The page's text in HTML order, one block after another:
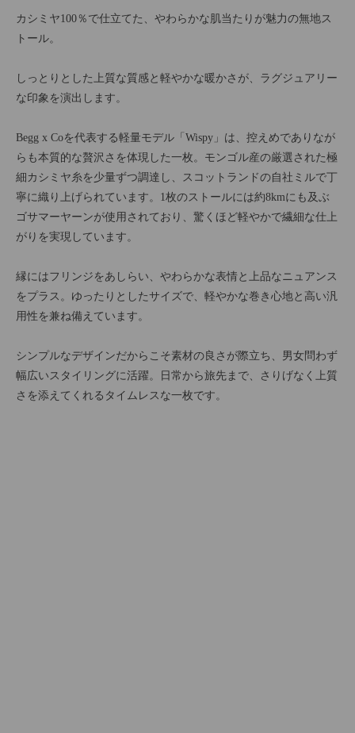
カシミヤ100％で仕立てた、やわらかな肌当たりが魅力の無地ス
トール。
しっとりとした上質な質感と軽やかな暖かさが、ラグジュアリー
な印象を演出します。
Begg x Coを代表する軽量モデル「Wispy」は、控えめでありなが
らも本質的な贅沢さを体現した一枚。モンゴル産の厳選された極
細カシミヤ糸を少量ずつ調達し、スコットランドの自社ミルで丁
寧に織り上げられています。1枚のストールには約8kmにも及ぶ
ゴサマーヤーンが使用されており、驚くほど軽やかで繊細な仕上
がりを実現しています。
縁にはフリンジをあしらい、やわらかな表情と上品なニュアンス
をプラス。ゆったりとしたサイズで、軽やかな巻き心地と高い汎
用性を兼ね備えています。
シンプルなデザインだからこそ素材の良さが際立ち、男女問わず
幅広いスタイリングに活躍。日常から旅先まで、さりげなく上質
さを添えてくれるタイムレスな一枚です。